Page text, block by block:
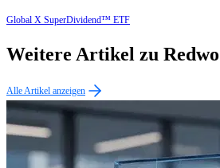
Global X SuperDividend™ ETF
Weitere Artikel zu
Alle Artikel anzeigen